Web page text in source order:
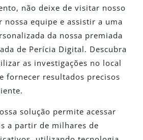
não deixe de visitar nosso
nossa equipe e assistir a uma
da nossa premiada
de Perícia Digital. Descubra
as investigações no local
fornecer resultados precisos
solução permite acessar
a partir de milhares de